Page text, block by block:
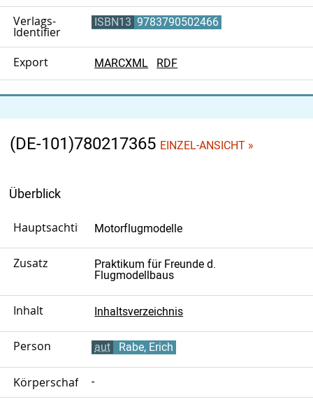
Verlags-
Identifier
ISBN13 9783790502466
Export MARCXML RDF
(DE-101)780217365 EINZEL-ANSICHT »
Überblick
Hauptsachtitel Motorflugmodelle
Zusatz
Praktikum für Freunde d.
Flugmodellbaus
Inhalt Inhaltsverzeichnis
Person aut Rabe, Erich
Körperschaft -